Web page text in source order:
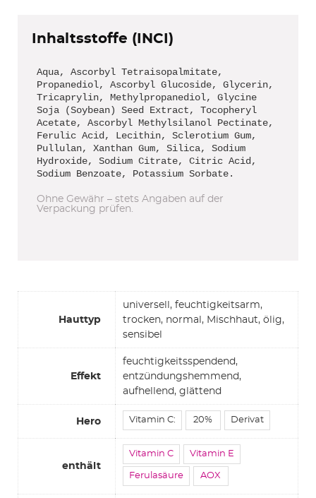
Inhaltsstoffe (INCI)
Aqua, Ascorbyl Tetraisopalmitate,
Propanediol, Ascorbyl Glucoside, Glycerin,
Tricaprylin, Methylpropanediol, Glycine
Soja (Soybean) Seed Extract, Tocopheryl
Acetate, Ascorbyl Methylsilanol Pectinate,
Ferulic Acid, Lecithin, Sclerotium Gum,
Pullulan, Xanthan Gum, Silica, Sodium
Hydroxide, Sodium Citrate, Citric Acid,
Sodium Benzoate, Potassium Sorbate.
Ohne Gewähr – stets Angaben auf der
Verpackung prüfen.
Hauttyp
universell, feuchtigkeitsarm,
trocken, normal, Mischhaut, ölig,
sensibel
Effekt
feuchtigkeitsspendend,
entzündungshemmend,
aufhellend, glättend
Hero Vitamin C: 20% Derivat
enthält
Vitamin C Vitamin E
Ferulasäure AOX